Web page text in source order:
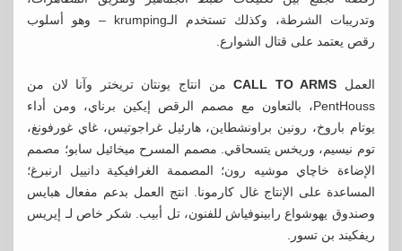
وتدريبات الشرطة، وكذلك تستخدم الـkrumping – وهو أسلوب
رقص يعتمد على قتال الشوارع.
العمل CALL TO ARMSمن انتاج يونتان تريختر وآنا لان من
PentHouss، بالتعاون مع مصمم الرقص إيكين برناي، ومن أداء
يوتام باروخ، رونين براونشطاين، هارئيل غراجوتيس، غاي غورفونغ،
توم نيسيم، وريخس يتسحاقي. مصمم المسرح ميخائيل سابو؛ مصمم
الإضاءة خاچاي موشيه رون؛ المصممة الغرافيكية دانييل ارنبرغ؛
المساعدة على الإنتاج غال كارمونا. انتج العمل بدعم مفعال هبايس
وصندوق يهوشواع رابينوفياش للفنون، تل أبيب. شكر خاص لـ إيريس
ريفكيند بن تسور.